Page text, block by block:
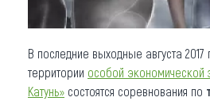
В последние выходные августа 2017
территории особой экономической
Катунь» состоятся соревнования по